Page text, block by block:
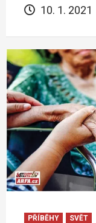
10. 1. 2021
PŘÍBĚHY SVĚT